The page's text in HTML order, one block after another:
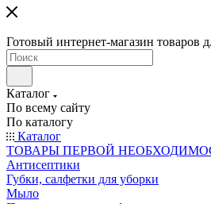
Готовый интернет-магазин товаров
Каталог
По всему сайту
По каталогу
Каталог
ТОВАРЫ ПЕРВОЙ
Антисептики
Губки, салфетки для уборки
Мыло